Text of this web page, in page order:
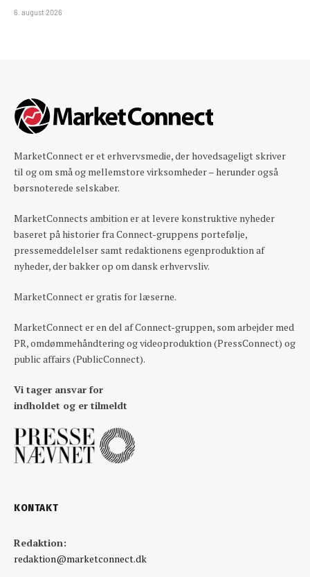
6. august 2026
MarketConnect er et erhvervsmedie, der hovedsageligt skriver
til og om små og mellemstore virksomheder – herunder også
børsnoterede selskaber.
MarketConnects ambition er at levere konstruktive nyheder
baseret på historier fra Connect-gruppens portefølje,
pressemeddelelser samt redaktionens egenproduktion af
nyheder, der bakker op om dansk erhvervsliv.
MarketConnect er gratis for læserne.
MarketConnect er en del af Connect-gruppen, som arbejder med
PR, omdømmehåndtering og videoproduktion (PressConnect) og
public affairs (PublicConnect).
Vi tager ansvar for
indholdet og er tilmeldt
KONTAKT
Redaktion:
redaktion@marketconnect.dk